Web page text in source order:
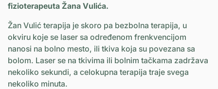
fizioterapeuta Žana Vulića.
Žan Vulić terapija je skoro pa bezbolna terapija, u
okviru koje se laser sa određenom frenkvencijom
nanosi na bolno mesto, ili tkiva koja su povezana sa
bolom. Laser se na tkivima ili bolnim tačkama zadržava
nekoliko sekundi, a celokupna terapija traje svega
nekoliko minuta.